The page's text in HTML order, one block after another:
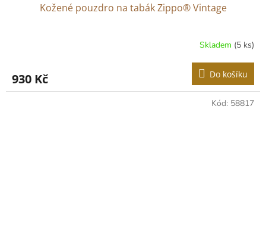
Kožené pouzdro na tabák Zippo® Vintage
Skladem (5 ks)
930 Kč Do košíku
Kód: 58817